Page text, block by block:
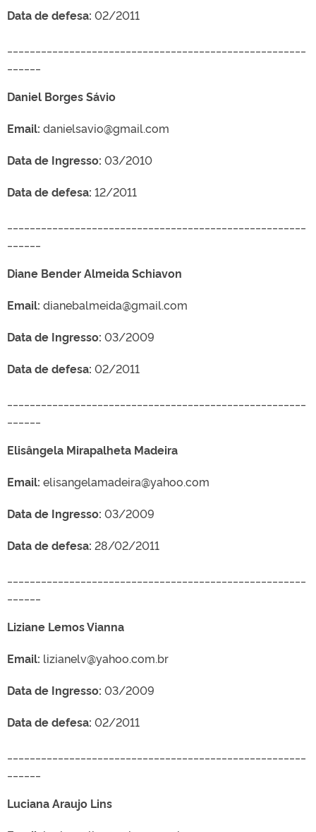
Data de defesa: 02/2011
Daniel Borges Sávio
Email: danielsavio@gmail.com
Data de Ingresso: 03/2010
Data de defesa: 12/2011
Diane Bender Almeida Schiavon
Email: dianebalmeida@gmail.com
Data de Ingresso: 03/2009
Data de defesa: 02/2011
Elisângela Mirapalheta Madeira
Email: elisangelamadeira@yahoo.com
Data de Ingresso: 03/2009
Data de defesa: 28/02/2011
Liziane Lemos Vianna
Email: lizianelv@yahoo.com.br
Data de Ingresso: 03/2009
Data de defesa: 02/2011
Luciana Araujo Lins